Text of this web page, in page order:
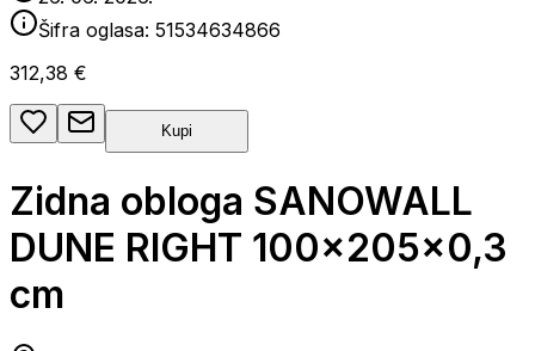
Šifra oglasa: 51534634866
312,38 €
Kupi
Zidna obloga SANOWALL
DUNE RIGHT 100x205x0,3
cm